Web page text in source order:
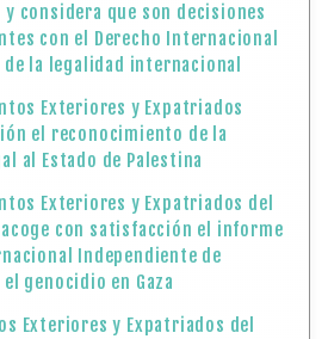
considera que son decisiones
con el Derecho Internacional
la legalidad internacional
Exteriores y Expatriados
el reconocimiento de la
al Estado de Palestina
Exteriores y Expatriados del
acoge con satisfacción el informe
Independiente de
genocidio en Gaza
Exteriores y Expatriados del